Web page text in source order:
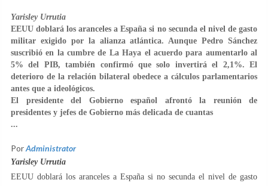
Yarisley Urrutia
EEUU doblará los aranceles a España si no secunda el nivel de gasto
militar exigido por la alianza atlántica. Aunque Pedro Sánchez
suscribió en la cumbre de La Haya el acuerdo para aumentarlo al
5% del PIB, también confirmó que solo invertirá el 2,1%. El
deterioro de la relación bilateral obedece a cálculos parlamentarios
antes que a ideológicos.
El presidente del Gobierno español afrontó la reunión de
presidentes y jefes de Gobierno más delicada de cuantas
...
PorAdministrator
Yarisley Urrutia
EEUU doblará los aranceles a España si no secunda el nivel de gasto